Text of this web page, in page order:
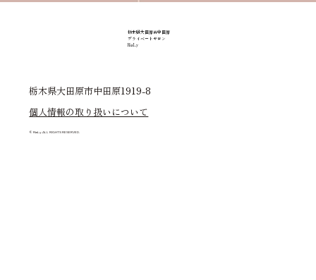
栃木県大田原市中田原1919-8
© RiaLy.ALL RIGHTS RESERVED.
栃木県大田原市中田原
プライベートサロン
RiaLy
個人情報の取り扱いについて